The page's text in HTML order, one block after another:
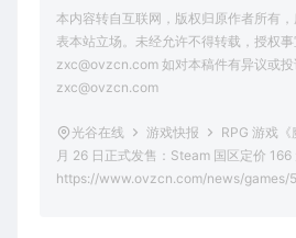
本内容转自互联网，版权归原作者所有
表本站立场。未经允许不得转载，授权
zxc@ovzcn.com 如对本稿件有异议或投
zxc@ovzcn.com
光谷在线 游戏快报
RPG 游戏
月 26 日正式发售：Steam 国区定价 166
https://www.ovzcn.com/news/games/